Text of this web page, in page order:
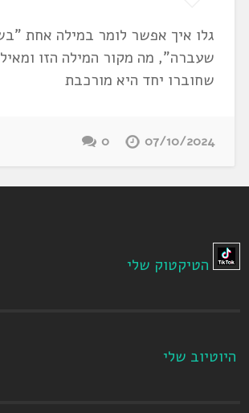
גלו איך אפשר לומר במילה אחת
שעברה", מה מקור המילה הזו
שחוברו יחד היא מורכבת
07/10/2024
0
הטיקטוק שלי
היוטיוב שלי